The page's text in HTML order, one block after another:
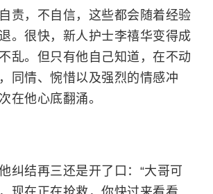
责，不自信，这些都会随着经验
。很快，新人护士李禧华变得成
乱。但只有他自己知道，在不动
同情、惋惜以及强烈的情感冲
在他心底翻涌。
纠结再三还是开了口：“大哥可